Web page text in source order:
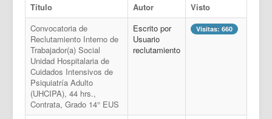
Título Autor
Visto
Convocatoria de
Reclutamiento Interno de
Trabajador(a) Social
Unidad Hospitalaria de
Cuidados Intensivos de
Psiquiatría Adulto
(UHCIPA), 44 hrs.,
Contrata, Grado 14° EUS
Escrito por
Usuario
reclutamiento
Visitas: 660